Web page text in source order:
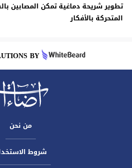
تطوير شريحة دماغية تمكن المصابين
المتحركة بالأفكار
BY
من نحن
شروط